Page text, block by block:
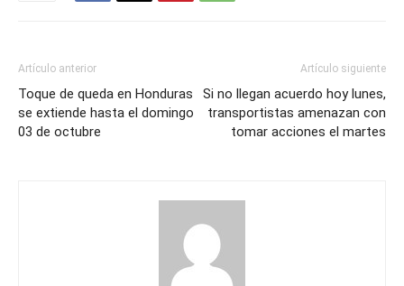
Artículo anterior
Toque de queda en Honduras
se extiende hasta el domingo
03 de octubre
Artículo siguiente
Si no llegan acuerdo hoy lunes,
transportistas amenazan con
tomar acciones el martes